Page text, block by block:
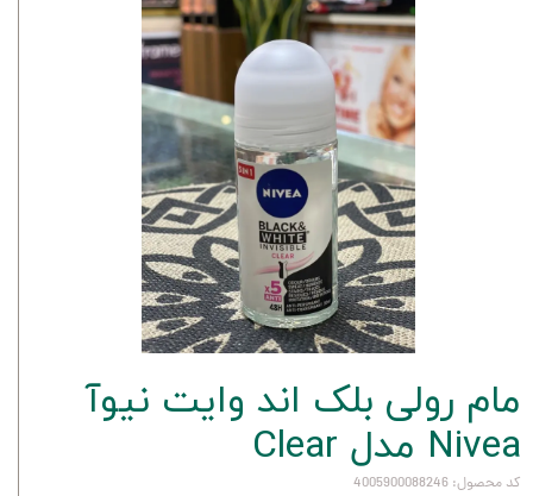
مام رولی بلک اند وایت نیوآ
Nivea مدل Clear
کد محصول: 4005900088246